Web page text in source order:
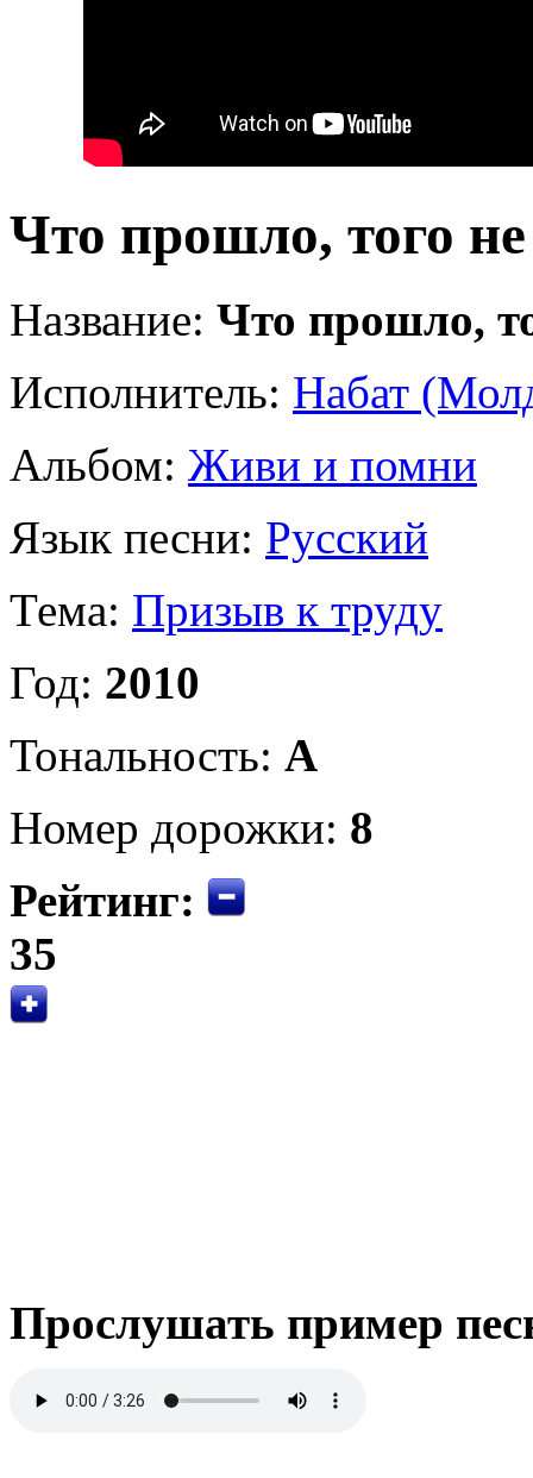
Что прошло, того не
Название: Что прошло,
Исполнитель: Набат
Альбом: Живи и помни
Язык песни: Русский
Тема: Призыв к труду
Год: 2010
Тональность: A
Номер дорожки: 8
Рейтинг:
35
Прослушать пример